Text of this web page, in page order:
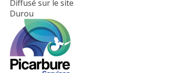
Diffusé sur le site
Durou